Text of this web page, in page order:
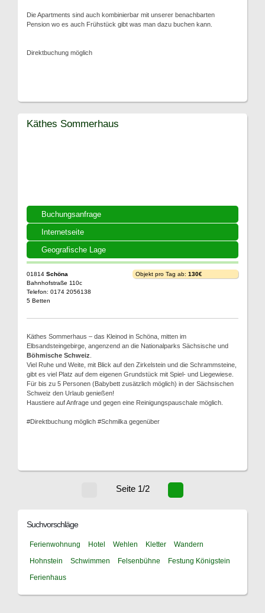
Die Apartments sind auch kombinierbar mit unserer benachbarten
Pension wo es auch Frühstück gibt was man dazu buchen kann.
Direktbuchung möglich
Buchungsanfrage
Internetseite
Geografische Lage
Käthes Sommerhaus
01814 Schöna
Bahnhofstraße 110c
Telefon: 0174 2056138
5 Betten
Objekt pro Tag ab: 130€
Käthes Sommerhaus – das Kleinod in Schöna, mitten im
Elbsandsteingebirge, angenzend an die Nationalparks Sächsische und
Böhmische Schweiz
Viel Ruhe und Weite, mit Blick auf den Zirkelstein und die Schrammsteine,
gibt es viel Platz auf dem eigenen Grundstück mit Spiel- und Liegewiese.
Für bis zu 5 Personen (Babybett zusätzlich möglich) in der Sächsischen
Schweiz den Urlaub genießen!
Haustiere auf Anfrage und gegen eine Reinigungspauschale möglich.
#Direktbuchung möglich #Schmilka gegenüber
Seite 1/2
Suchvorschläge
Ferienwohnung Hotel Wehlen Kletter
Wandern
Hohnstein
Schwimmen Felsenbühne
Festung Königstein
Ferienhaus